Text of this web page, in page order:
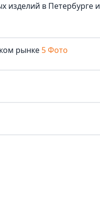
изделий в Петербурге и
рынке 5 Фото